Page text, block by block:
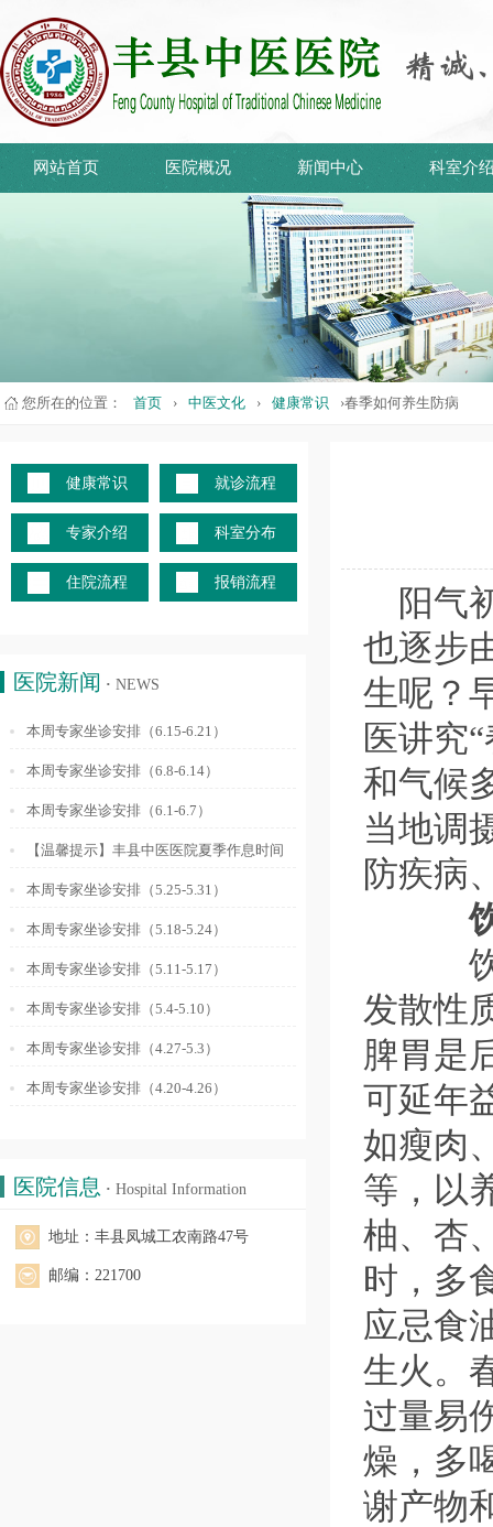
网站首页 医院概况 新闻中心 科室介
您所在的位置： 首页 › 中医文化 › 健康常识 ›春季如何养生防病
阳气
也逐步
生呢？
医讲究
和气候
当地调
防疾病
饮
发散性
脾胃是
可延年
如瘦肉
等，以
柚、杏
时，多
应忌食
生火。
过量易
燥，多
谢产物
健康常识 就诊流程
专家介绍 科室分布
住院流程 报销流程
医院新闻 · NEWS
本周专家坐诊安排（6.15-6.21）
本周专家坐诊安排（6.8-6.14）
本周专家坐诊安排（6.1-6.7）
【温馨提示】丰县中医医院夏季作息时间
本周专家坐诊安排（5.25-5.31）
本周专家坐诊安排（5.18-5.24）
本周专家坐诊安排（5.11-5.17）
本周专家坐诊安排（5.4-5.10）
本周专家坐诊安排（4.27-5.3）
本周专家坐诊安排（4.20-4.26）
医院信息 · Hospital Information
地址：丰县凤城工农南路47号
邮编：221700